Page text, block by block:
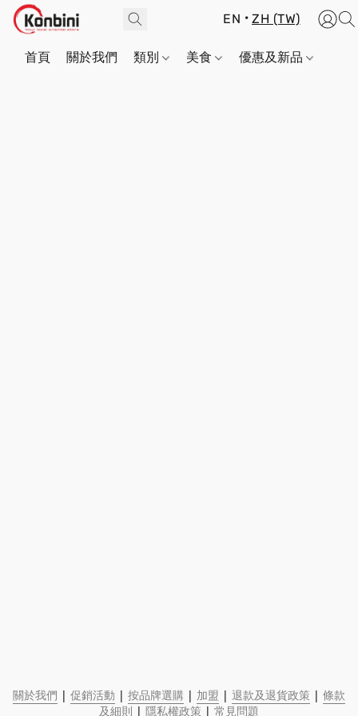
EN ZH (TW)
首頁 關於我們 類別 美食 優惠及新品
關於我們 | 促銷活動 | 按品牌選購 | 加盟 | 退款及退貨政策 | 條款
及細則 | 隱私權政策 | 常見問題